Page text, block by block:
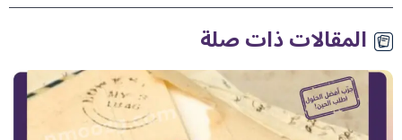
المقالات ذات صلة